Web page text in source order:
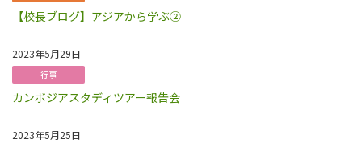
【校長ブログ】アジアから学ぶ②
2023年5月29日
行事
カンボジアスタディツアー報告会
2023年5月25日